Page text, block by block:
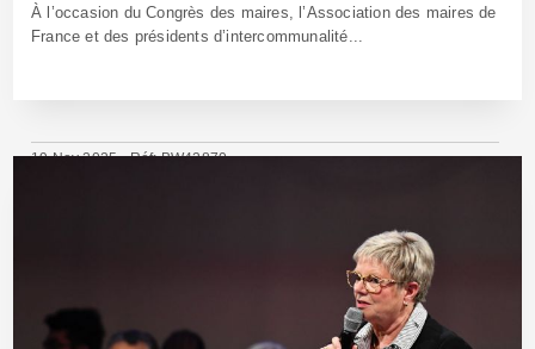
À l’occasion du Congrès des maires, l’Association des maires de
France et des présidents d’intercommunalité...
19 Nov 2025 - Réf: BW42870